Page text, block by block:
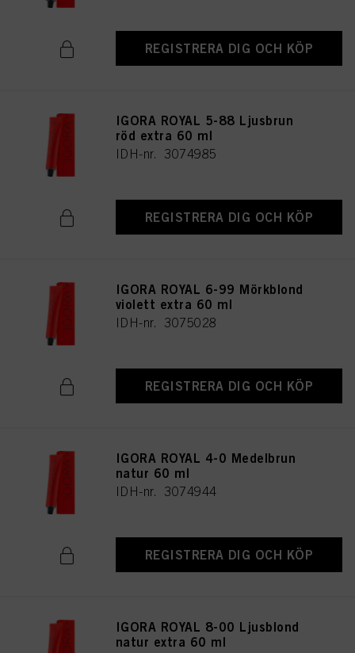
REGISTRERA DIG OCH KÖP
IGORA ROYAL 5-88 Ljusbrun
röd extra 60 ml
IDH-nr. 3074985
REGISTRERA DIG OCH KÖP
IGORA ROYAL 6-99 Mörkblond
violett extra 60 ml
IDH-nr. 3075028
REGISTRERA DIG OCH KÖP
IGORA ROYAL 4-0 Medelbrun
natur 60 ml
IDH-nr. 3074944
REGISTRERA DIG OCH KÖP
IGORA ROYAL 8-00 Ljusblond
natur extra 60 ml